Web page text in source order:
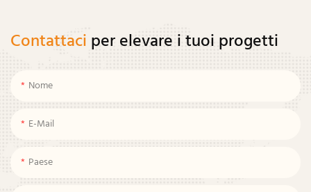
Contattaci per elevare i tuoi progetti
Nome
E-Mail
Paese